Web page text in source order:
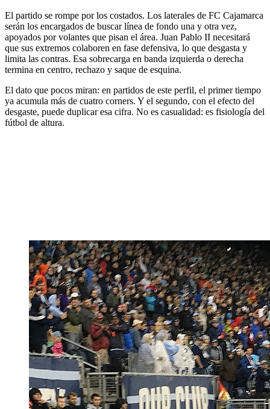
El partido se rompe por los costados. Los laterales de FC Cajamarca
serán los encargados de buscar línea de fondo una y otra vez,
apoyados por volantes que pisan el área. Juan Pablo II necesitará
que sus extremos colaboren en fase defensiva, lo que desgasta y
limita las contras. Esa sobrecarga en banda izquierda o derecha
termina en centro, rechazo y saque de esquina.
El dato que pocos miran: en partidos de este perfil, el primer tiempo
ya acumula más de cuatro corners. Y el segundo, con el efecto del
desgaste, puede duplicar esa cifra. No es casualidad: es fisiología del
fútbol de altura.